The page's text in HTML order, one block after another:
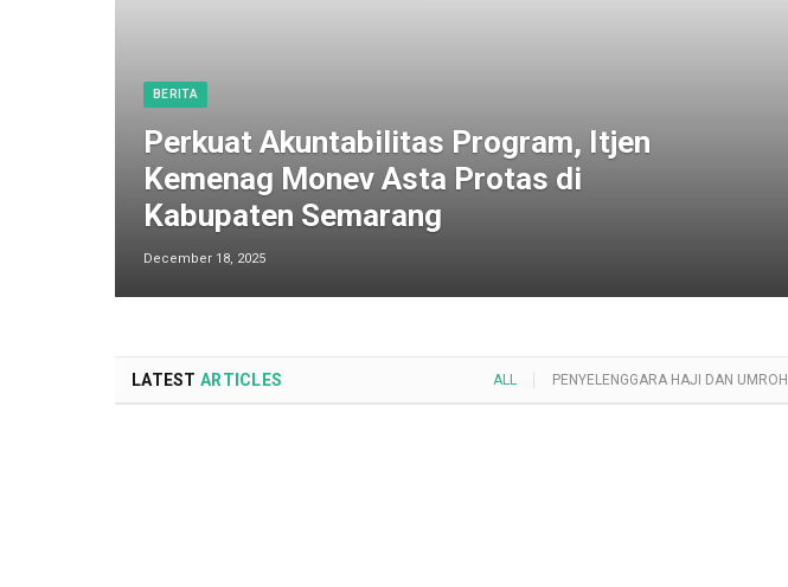
BERITA
Perkuat Akuntabilitas Program, Itjen
Kemenag Monev Asta Protas di
Kabupaten Semarang
December 18, 2025
LATEST ARTICLES ALL PENYELENGGARA HAJI DAN UMROH